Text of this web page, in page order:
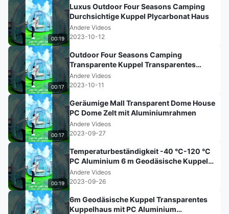
00:19
Luxus Outdoor Four Seasons Camping
Durchsichtige Kuppel Plycarbonat Haus
Andere Videos
2023-10-12
00:17
Outdoor Four Seasons Camping
Transparente Kuppel Transparentes
Plycarbonathaus
Andere Videos
2023-10-11
00:17
Geräumige Mall Transparent Dome House
PC Dome Zelt mit Aluminiumrahmen
Andere Videos
2023-09-27
00:19
Temperaturbeständigkeit -40 °C-120 °C
PC Aluminium 6 m Geodäsische Kuppel
Klares Kuppelzelt
Andere Videos
2023-09-26
6m Geodäsische Kuppel Transparentes
Kuppelhaus mit PC Aluminium